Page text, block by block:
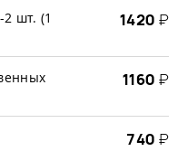
шт. (1
1420 ₽
1160 ₽
740 ₽